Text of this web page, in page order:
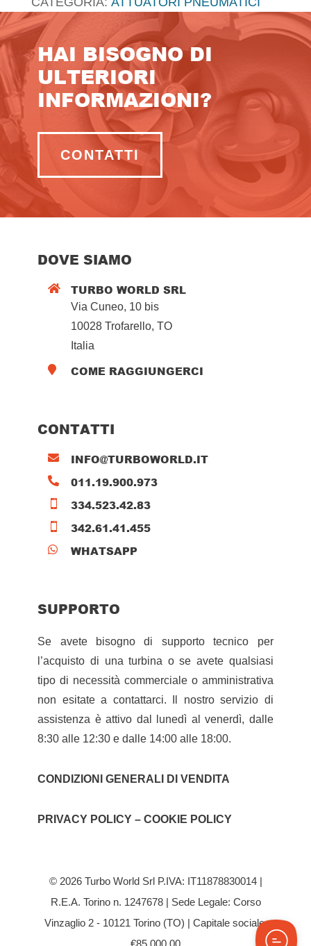
HAI BISOGNO DI
ULTERIORI
INFORMAZIONI?
CONTATTI
DOVE SIAMO
 TURBO WORLD SRL
Via Cuneo, 10 bis
10028 Trofarello, TO
Italia
 COME RAGGIUNGERCI
CONTATTI
 INFO@TURBOWORLD.IT
 011.19.900.973
 334.523.42.83
 342.61.41.455
 WHATSAPP
SUPPORTO
Se avete bisogno di supporto tecnico per
l’acquisto di una turbina o se avete qualsiasi
tipo di necessità commerciale o amministrativa
non esitate a contattarci. Il nostro servizio di
assistenza è attivo dal lunedì al venerdì, dalle
8:30 alle 12:30 e dalle 14:00 alle 18:00.
CONDIZIONI GENERALI DI VENDITA
PRIVACY POLICY – COOKIE POLICY
© 2026 Turbo World Srl P.IVA: IT11878830014 |
R.E.A. Torino n. 1247678 | Sede Legale: Corso
Vinzaglio 2 - 10121 Torino (TO) | Capitale sociale:
€85.000,00